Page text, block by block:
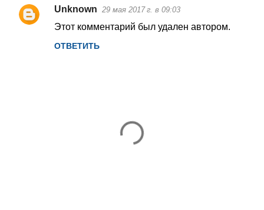
м
е
Unknown 29 мая 2017 г. в 09:03
Этот комментарий был удален автором.
ОТВЕТИТЬ